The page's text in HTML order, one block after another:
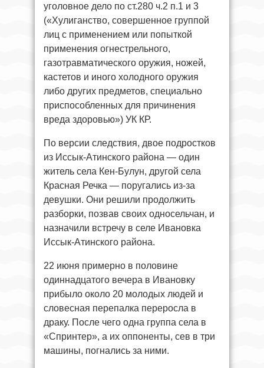
уголовное дело по ст.280 ч.2 п.1 и 3
(«Хулиганство, совершенное группой
лиц с применением или попыткой
применения огнестрельного,
газотравматического оружия, ножей,
кастетов и иного холодного оружия
либо других предметов, специально
приспособленных для причинения
вреда здоровью») УК КР.
По версии следствия, двое подростков
из Иссык-Атинского района — один
житель села Кен-Булун, другой села
Красная Речка — поругались из-за
девушки. Они решили продолжить
разборки, позвав своих односельчан, и
назначили встречу в селе Ивановка
Иссык-Атинского района.
22 июня примерно в половине
одиннадцатого вечера в Ивановку
прибыло около 20 молодых людей и
словесная перепалка переросла в
драку. После чего одна группа села в
«Спринтер», а их оппоненты, сев в три
машины, погнались за ними.